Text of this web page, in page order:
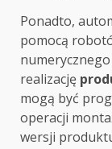
Ponadto,
pomocą
realizację
mogą być
operacji
wersji